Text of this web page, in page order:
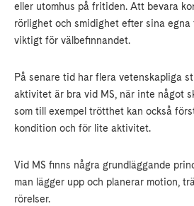
eller utomhus på fritiden. Att bevara
rörlighet och smidighet efter sina
viktigt för välbefinnandet.
På senare tid har flera vetenskapliga
aktivitet är bra vid MS, när inte något
som till exempel trötthet kan också
kondition och för lite aktivitet.
Vid MS finns några grundläggande
man lägger upp och planerar motion,
rörelser.